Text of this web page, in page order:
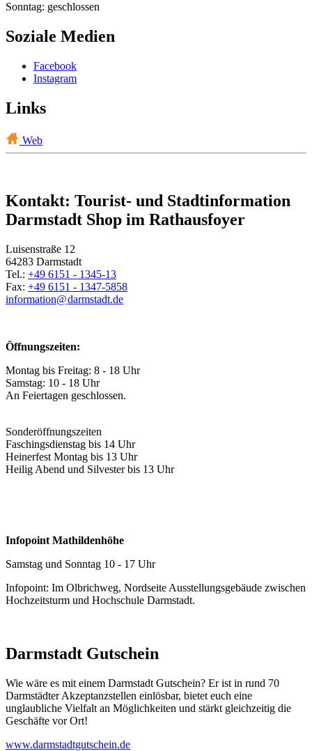
Sonntag: geschlossen
Soziale Medien
Facebook
Instagram
Links
Web
Kontakt: Tourist- und Stadtinformation
Darmstadt Shop im Rathausfoyer
Luisenstraße 12
64283 Darmstadt
Tel.: +49 6151 - 1345-13
Fax: +49 6151 - 1347-5858
information@darmstadt.de
Öffnungszeiten:
Montag bis Freitag: 8 - 18 Uhr
Samstag: 10 - 18 Uhr
An Feiertagen geschlossen.
Sonderöffnungszeiten
Faschingsdienstag bis 14 Uhr
Heinerfest Montag bis 13 Uhr
Heilig Abend und Silvester bis 13 Uhr
Infopoint Mathildenhöhe
Samstag und Sonntag 10 - 17 Uhr
Infopoint: Im Olbrichweg, Nordseite Ausstellungsgebäude zwischen
Hochzeitsturm und Hochschule Darmstadt.
Darmstadt Gutschein
Wie wäre es mit einem Darmstadt Gutschein? Er ist in rund 70
Darmstädter Akzeptanzstellen einlösbar, bietet euch eine
unglaubliche Vielfalt an Möglichkeiten und stärkt gleichzeitig die
Geschäfte vor Ort!
www.darmstadtgutschein.de